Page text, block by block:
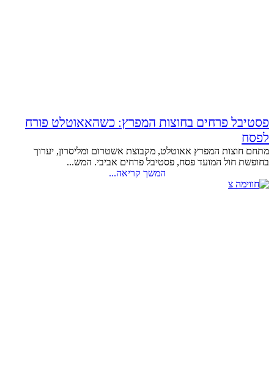
פסטיבל פרחים בחוצות המפרץ: כשהאאוטלט פורח
לפסח
מתחם חוצות המפרץ אאוטלט, מקבוצת אשטרום ומליסרון, יערוך
בחופשת חול המועד פסח, פסטיבל פרחים אביבי. המש...
המשך קריאה...